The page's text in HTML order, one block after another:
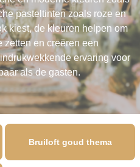
pasteltinten zoals roze en
kiest, de kleuren helpen om
zetten en creëren een
ervaring voor
als de gasten.
Bruiloft goud thema